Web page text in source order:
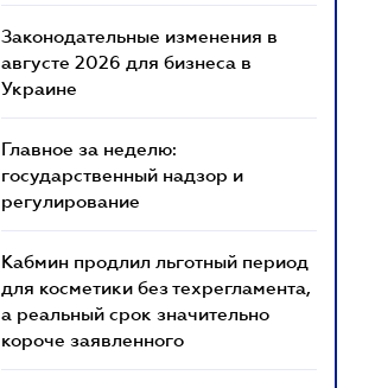
Законодательные изменения в
августе 2026 для бизнеса в
Украине
Главное за неделю:
государственный надзор и
регулирование
Кабмин продлил льготный период
для косметики без техрегламента,
а реальный срок значительно
короче заявленного